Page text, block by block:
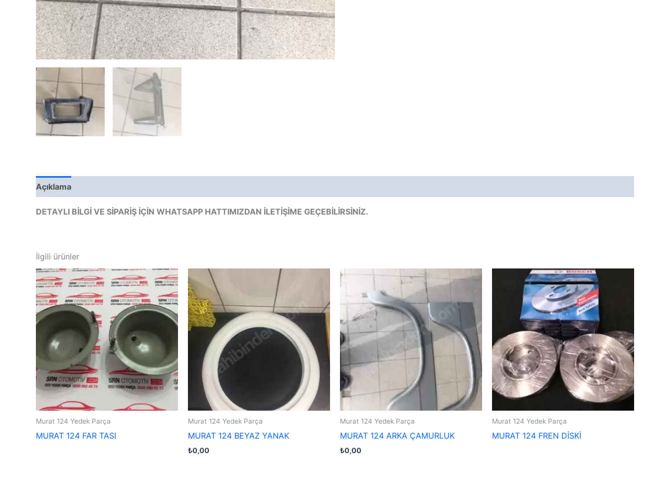
Açıklama
DETAYLI BİLGİ VE SİPARİŞ İÇİN WHATSAPP HATTIMIZDAN İLETİŞİME GEÇEBİLİRSİNİZ.
İlgili ürünler
Murat 124 Yedek Parça
MURAT 124 FAR TASI
Murat 124 Yedek Parça
MURAT 124 BEYAZ YANAK
₺0,00
Murat 124 Yedek Parça
MURAT 124 ARKA ÇAMURLUK
₺0,00
Murat 124 Yedek Parça
MURAT 124 FREN DİSKİ